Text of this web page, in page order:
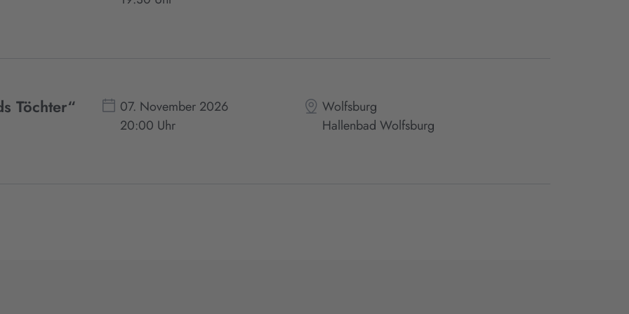
Töchter“
07. November 2026
20:00 Uhr
Wolfsburg
Hallenbad Wolfsburg